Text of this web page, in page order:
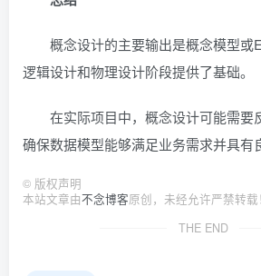
概念设计的主要输出是概念模型或
逻辑设计和物理设计阶段提供了基础。
在实际项目中，概念设计可能需要
确保数据模型能够满足业务需求并具有
© 版权声明
本站文章由不念博客原创，未经允许严禁转载！
THE END